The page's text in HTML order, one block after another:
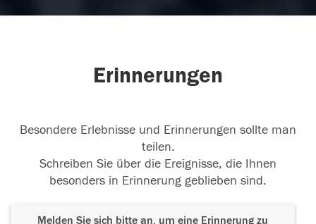
Erinnerungen
Besondere Erlebnisse und Erinnerungen sollte man
teilen.
Schreiben Sie über die Ereignisse, die Ihnen
besonders in Erinnerung geblieben sind.
Melden Sie sich bitte an, um eine Erinnerung zu